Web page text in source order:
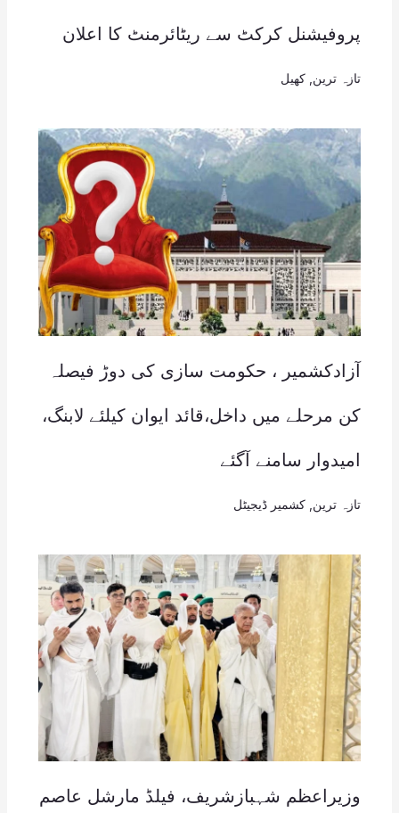
پروفیشنل کرکٹ سے ریٹائرمنٹ کا اعلان
تازہ ترین کھیل
آزادکشمیر ، حکومت سازی کی دوڑ فیصلہ
کن مرحلے میں داخل،قائد ایوان کیلئے لابنگ،
امیدوار سامنے آگئے
تازہ ترین کشمیر ڈیجیٹل
وزیراعظم شہبازشریف، فیلڈ مارشل عاصم